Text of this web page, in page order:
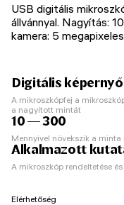
USB digitális
állvánnyal. Nagyítás:
kamera: 5 megapixeles
Digitális
A mikroszkópfej a
a nagyított mintát
10 — 300
Mennyivel növekszik a
Alkalmazott
A mikroszkóp rendeltetése
Elérhetőség